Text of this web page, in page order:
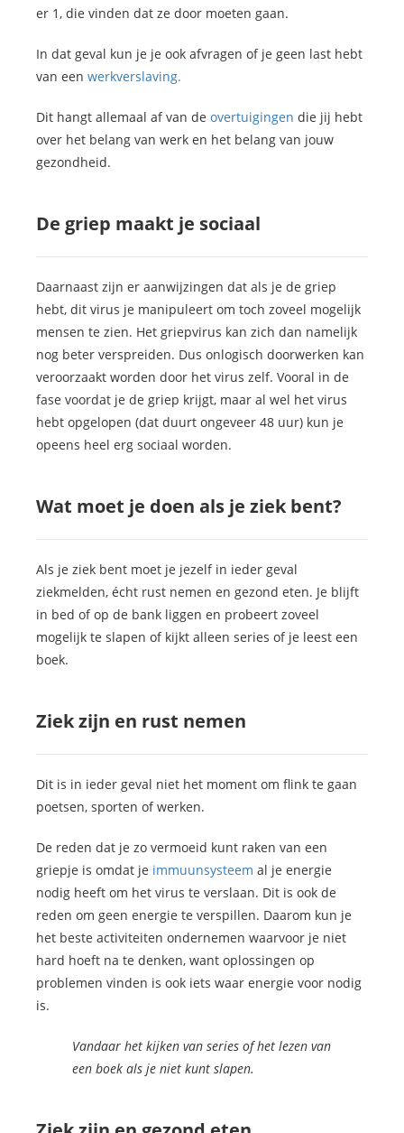
er 1, die vinden dat ze door moeten gaan.
In dat geval kun je je ook afvragen of je geen last hebt
van een werkverslaving.
Dit hangt allemaal af van de overtuigingen die jij hebt
over het belang van werk en het belang van jouw
gezondheid.
De griep maakt je sociaal
Daarnaast zijn er aanwijzingen dat als je de griep
hebt, dit virus je manipuleert om toch zoveel mogelijk
mensen te zien. Het griepvirus kan zich dan namelijk
nog beter verspreiden. Dus onlogisch doorwerken kan
veroorzaakt worden door het virus zelf. Vooral in de
fase voordat je de griep krijgt, maar al wel het virus
hebt opgelopen (dat duurt ongeveer 48 uur) kun je
opeens heel erg sociaal worden.
Wat moet je doen als je ziek bent?
Als je ziek bent moet je jezelf in ieder geval
ziekmelden, écht rust nemen en gezond eten. Je blijft
in bed of op de bank liggen en probeert zoveel
mogelijk te slapen of kijkt alleen series of je leest een
boek.
Ziek zijn en rust nemen
Dit is in ieder geval niet het moment om flink te gaan
poetsen, sporten of werken.
De reden dat je zo vermoeid kunt raken van een
griepje is omdat je immuunsysteem al je energie
nodig heeft om het virus te verslaan. Dit is ook de
reden om geen energie te verspillen. Daarom kun je
het beste activiteiten ondernemen waarvoor je niet
hard hoeft na te denken, want oplossingen op
problemen vinden is ook iets waar energie voor nodig
is.
Vandaar het kijken van series of het lezen van
een boek als je niet kunt slapen.